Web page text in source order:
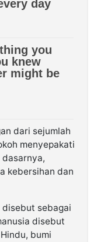
dari sejumlah
menyepakati
dasarnya,
kebersihan dan
disebut sebagai
disebut
bumi